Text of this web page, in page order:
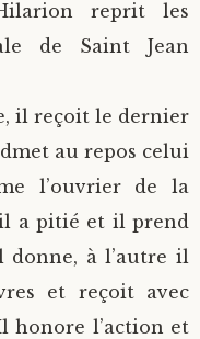
reprit les
de Saint Jean
il reçoit le dernier
au repos celui
l’ouvrier de la
a pitié et il prend
à l’autre il
et reçoit avec
honore l’action et